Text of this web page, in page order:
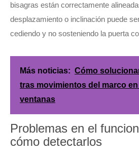
bisagras están correctamente
desplazamiento o inclinación puede
cediendo y no sosteniendo la puerta
Más noticias: Cómo
tras movimientos del marco
ventanas
Problemas en el
cómo detectarlos